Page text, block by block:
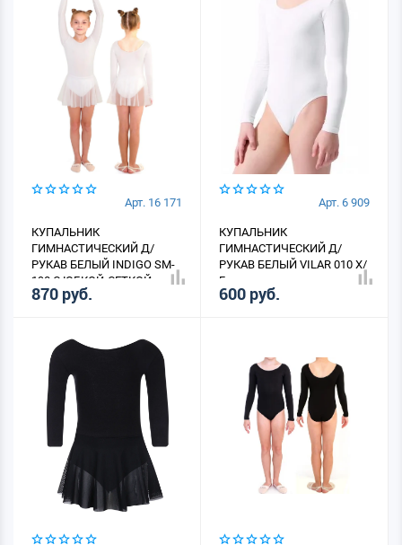
Арт. 16 171
КУПАЛЬНИК
ГИМНАСТИЧЕСКИЙ Д/
РУКАВ БЕЛЫЙ INDIGO SM-
190 С ЮБКОЙ-СЕТКОЙ
870 руб.
Арт. 6 909
КУПАЛЬНИК
ГИМНАСТИЧЕСКИЙ Д/
РУКАВ БЕЛЫЙ VILAR 010 Х/
Б
600 руб.